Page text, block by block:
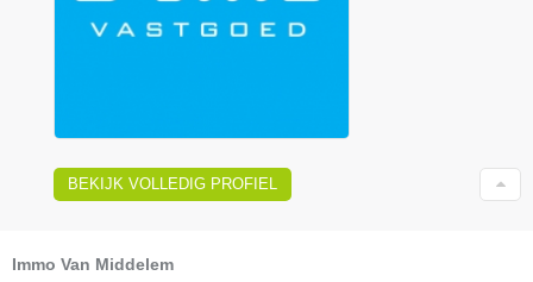
BEKIJK VOLLEDIG PROFIEL
Immo Van Middelem